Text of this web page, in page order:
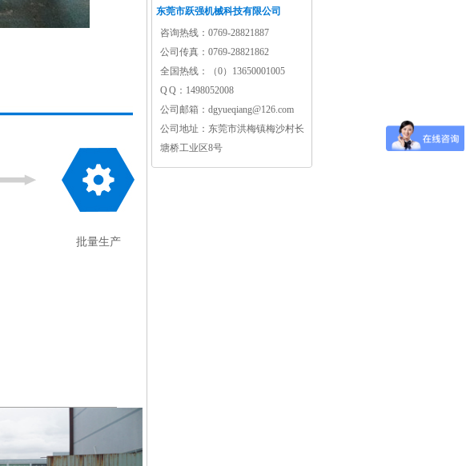
批量生产
东莞市跃强机械科技有限公司
咨询热线：0769-28821887
公司传真：0769-28821862
全国热线：（0）13650001005
Q Q：1498052008
公司邮箱：dgyueqiang@126.com
公司地址：东莞市洪梅镇梅沙村长
塘桥工业区8号